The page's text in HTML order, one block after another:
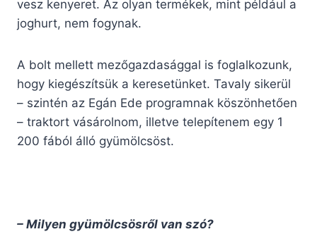
vesz kenyeret. Az olyan termékek, mint például a
joghurt, nem fogynak.
A bolt mellett mezőgazdasággal is foglalkozunk,
hogy kiegészítsük a keresetünket. Tavaly sikerül
– szintén az Egán Ede programnak köszönhetően
– traktort vásárolnom, illetve telepítenem egy 1
200 fából álló gyümölcsöst.
– Milyen gyümölcsösről van szó?